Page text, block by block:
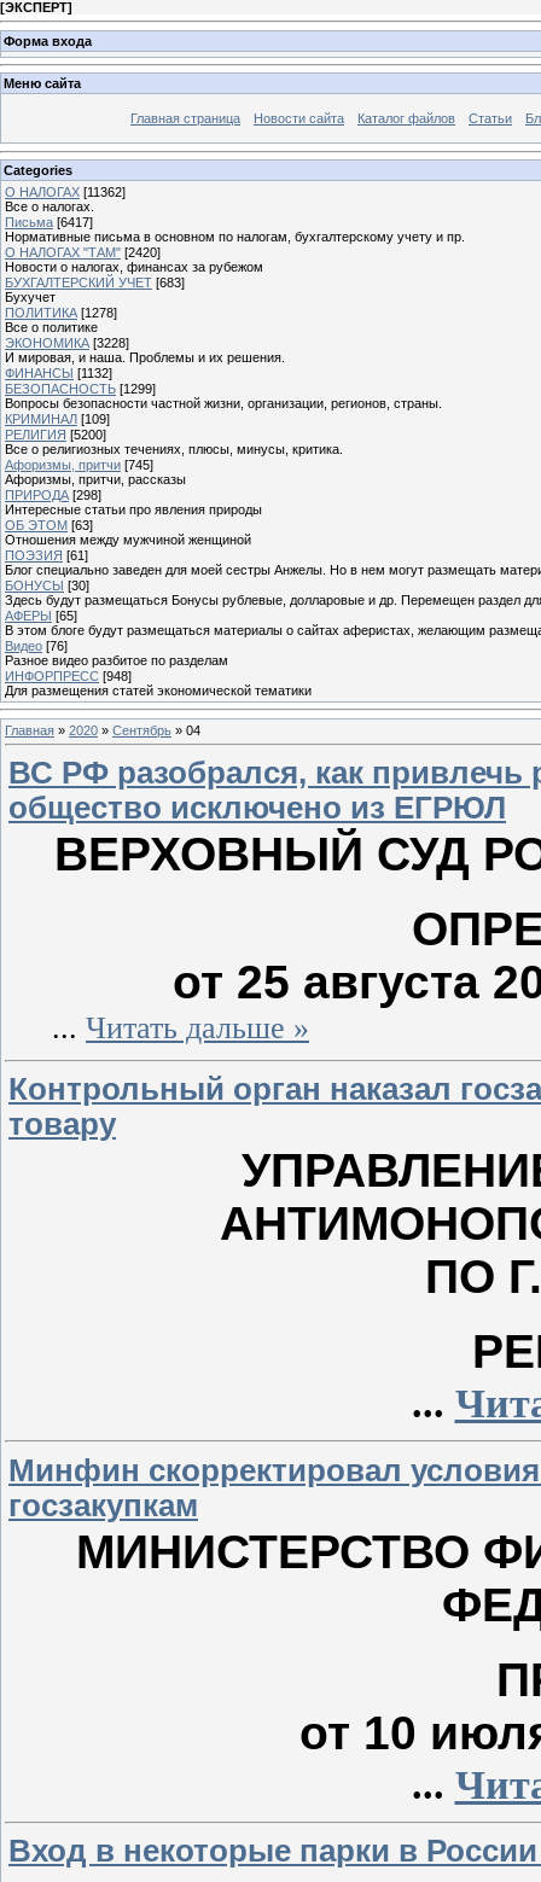
[ЭКСПЕРТ]
Форма входа
Меню сайта
Главная страница Новости сайта Каталог файлов Статьи
Categories
О НАЛОГАХ [11362]
Все о налогах.
Письма [6417]
Нормативные письма в основном по налогам, бухгалтерскому учету и пр.
О НАЛОГАХ "ТАМ" [2420]
Новости о налогах, финансах за рубежом
БУХГАЛТЕРСКИЙ УЧЕТ [683]
Бухучет
ПОЛИТИКА [1278]
Все о политике
ЭКОНОМИКА [3228]
И мировая, и наша. Проблемы и их решения.
ФИНАНСЫ [1132]
БЕЗОПАСНОСТЬ [1299]
Вопросы безопасности частной жизни, организации, регионов, страны.
КРИМИНАЛ [109]
РЕЛИГИЯ [5200]
Все о религиозных течениях, плюсы, минусы, критика.
Афоризмы, притчи [745]
Афоризмы, притчи, рассказы
ПРИРОДА [298]
Интересные статьи про явления природы
ОБ ЭТОМ [63]
Отношения между мужчиной женщиной
ПОЭЗИЯ [61]
Блог специально заведен для моей сестры Анжелы. Но в нем могут размещать
БОНУСЫ [30]
Здесь будут размещаться Бонусы рублевые, долларовые и др. Перемещен раздел
АФЕРЫ [65]
В этом блоге будут размещаться материалы о сайтах аферистах, желающим
Видео [76]
Разное видео разбитое по разделам
ИНФОРПРЕСС [948]
Для размещения статей экономической тематики
Главная » 2020 » Сентябрь » 04
ВС РФ разобрался, как привлечь
общество исключено из ЕГРЮЛ
ВЕРХОВНЫЙ СУД
от 25 августа
... Читать дальше »
Контрольный орган наказал
товару
ПО
...
Минфин скорректировал
госзакупкам
МИНИСТЕРСТВО
от 10
...
Вход в некоторые парки в